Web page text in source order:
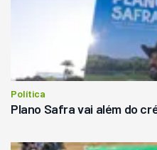
Política
Plano Safra vai além do